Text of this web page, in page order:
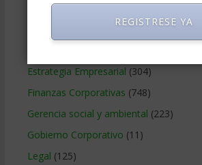
Ciencias Económicas(80)
Estrategia Empresarial (304)
Finanzas Corporativas (748)
Gerencia social y ambiental (223)
Gobierno Corporativo (11)
Legal (125)
REGISTRESE YA